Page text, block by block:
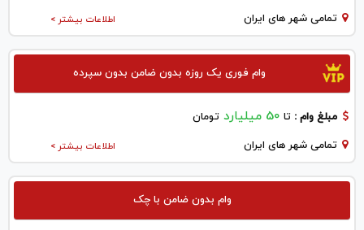
اطلاعات بیشتر > تمامی شهر های ایران
وام فوری یک روزه بدون ضامن بدون سپرده
مبلغ وام : تا 50 میلیارد تومان
اطلاعات بیشتر > تمامی شهر های ایران
وام بدون ضامن با چک